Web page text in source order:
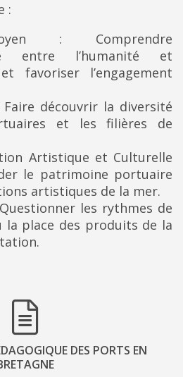
:
: Comprendre
entre l’humanité et
favoriser l’engagement
Faire découvrir la diversité
et les filières de
Artistique et Culturelle
le patrimoine portuaire
artistiques de la mer.
les rythmes de
la place des produits de la
DES PORTS EN